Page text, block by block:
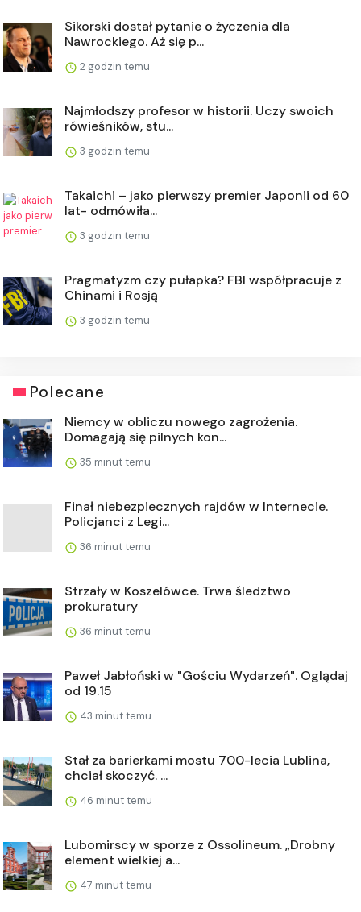
Sikorski dostał pytanie o życzenia dla
Nawrockiego. Aż się p...
2 godzin temu
Najmłodszy profesor w historii. Uczy swoich
rówieśników, stu...
3 godzin temu
Takaichi – jako pierwszy premier Japonii od 60
lat- odmówiła...
3 godzin temu
Pragmatyzm czy pułapka? FBI współpracuje z
Chinami i Rosją
3 godzin temu
Polecane
Niemcy w obliczu nowego zagrożenia.
Domagają się pilnych kon...
35 minut temu
Finał niebezpiecznych rajdów w Internecie.
Policjanci z Legi...
36 minut temu
Strzały w Koszelówce. Trwa śledztwo
prokuratury
36 minut temu
Paweł Jabłoński w "Gościu Wydarzeń". Oglądaj
od 19.15
43 minut temu
Stał za barierkami mostu 700-lecia Lublina,
chciał skoczyć. ...
46 minut temu
Lubomirscy w sporze z Ossolineum. „Drobny
element wielkiej a...
47 minut temu